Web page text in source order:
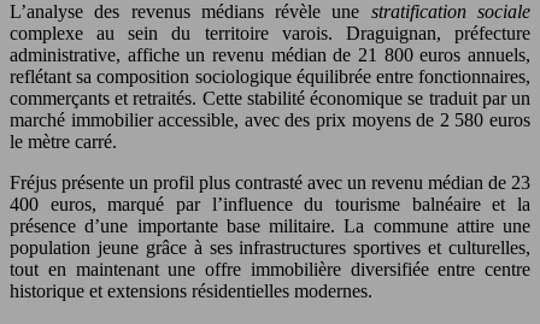
L’analyse des revenus médians révèle une stratification sociale
complexe au sein du territoire varois. Draguignan, préfecture
administrative, affiche un revenu médian de 21 800 euros annuels,
reflétant sa composition sociologique équilibrée entre fonctionnaires,
commerçants et retraités. Cette stabilité économique se traduit par un
marché immobilier accessible, avec des prix moyens de 2 580 euros
le mètre carré.
Fréjus présente un profil plus contrasté avec un revenu médian de 23
400 euros, marqué par l’influence du tourisme balnéaire et la
présence d’une importante base militaire. La commune attire une
population jeune grâce à ses infrastructures sportives et culturelles,
tout en maintenant une offre immobilière diversifiée entre centre
historique et extensions résidentielles modernes.